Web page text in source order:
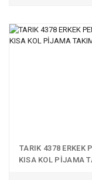
TARIK 4378 ERKEK
KISA KOL PİJAMA